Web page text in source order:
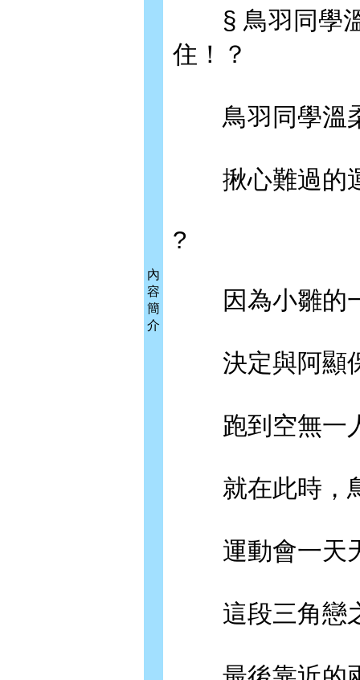
內
容
簡
介
§ 鳥羽同學溫
住！？
鳥羽同學溫柔
揪心難過的
?
因為小雛的一
決定與阿顯
跑到空無一
就在此時，
運動會一天
這段三角戀之